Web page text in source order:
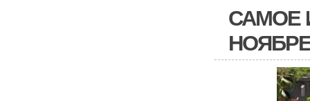
САМОЕ